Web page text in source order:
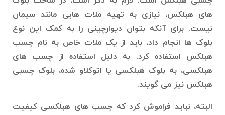
های هبلکس، نیازی به تهیه ملات هایی مانند سیمان
نیست. برای آنکه بتوان دیوارچینی را به کمک این نوع
بلوک ها انجام داد، باید از یک ملات خاص به نام چسب
هبلکس استفاده کرد. به دلیل استفاده از چسب های
هبلکسی، به بلوک هبلکسی یا اتوکلاو شده، بلوک چسبی
هبلکس نیز می گویند.
البته، نباید فراموش کرد که چسب های هبلکسی کیفیت